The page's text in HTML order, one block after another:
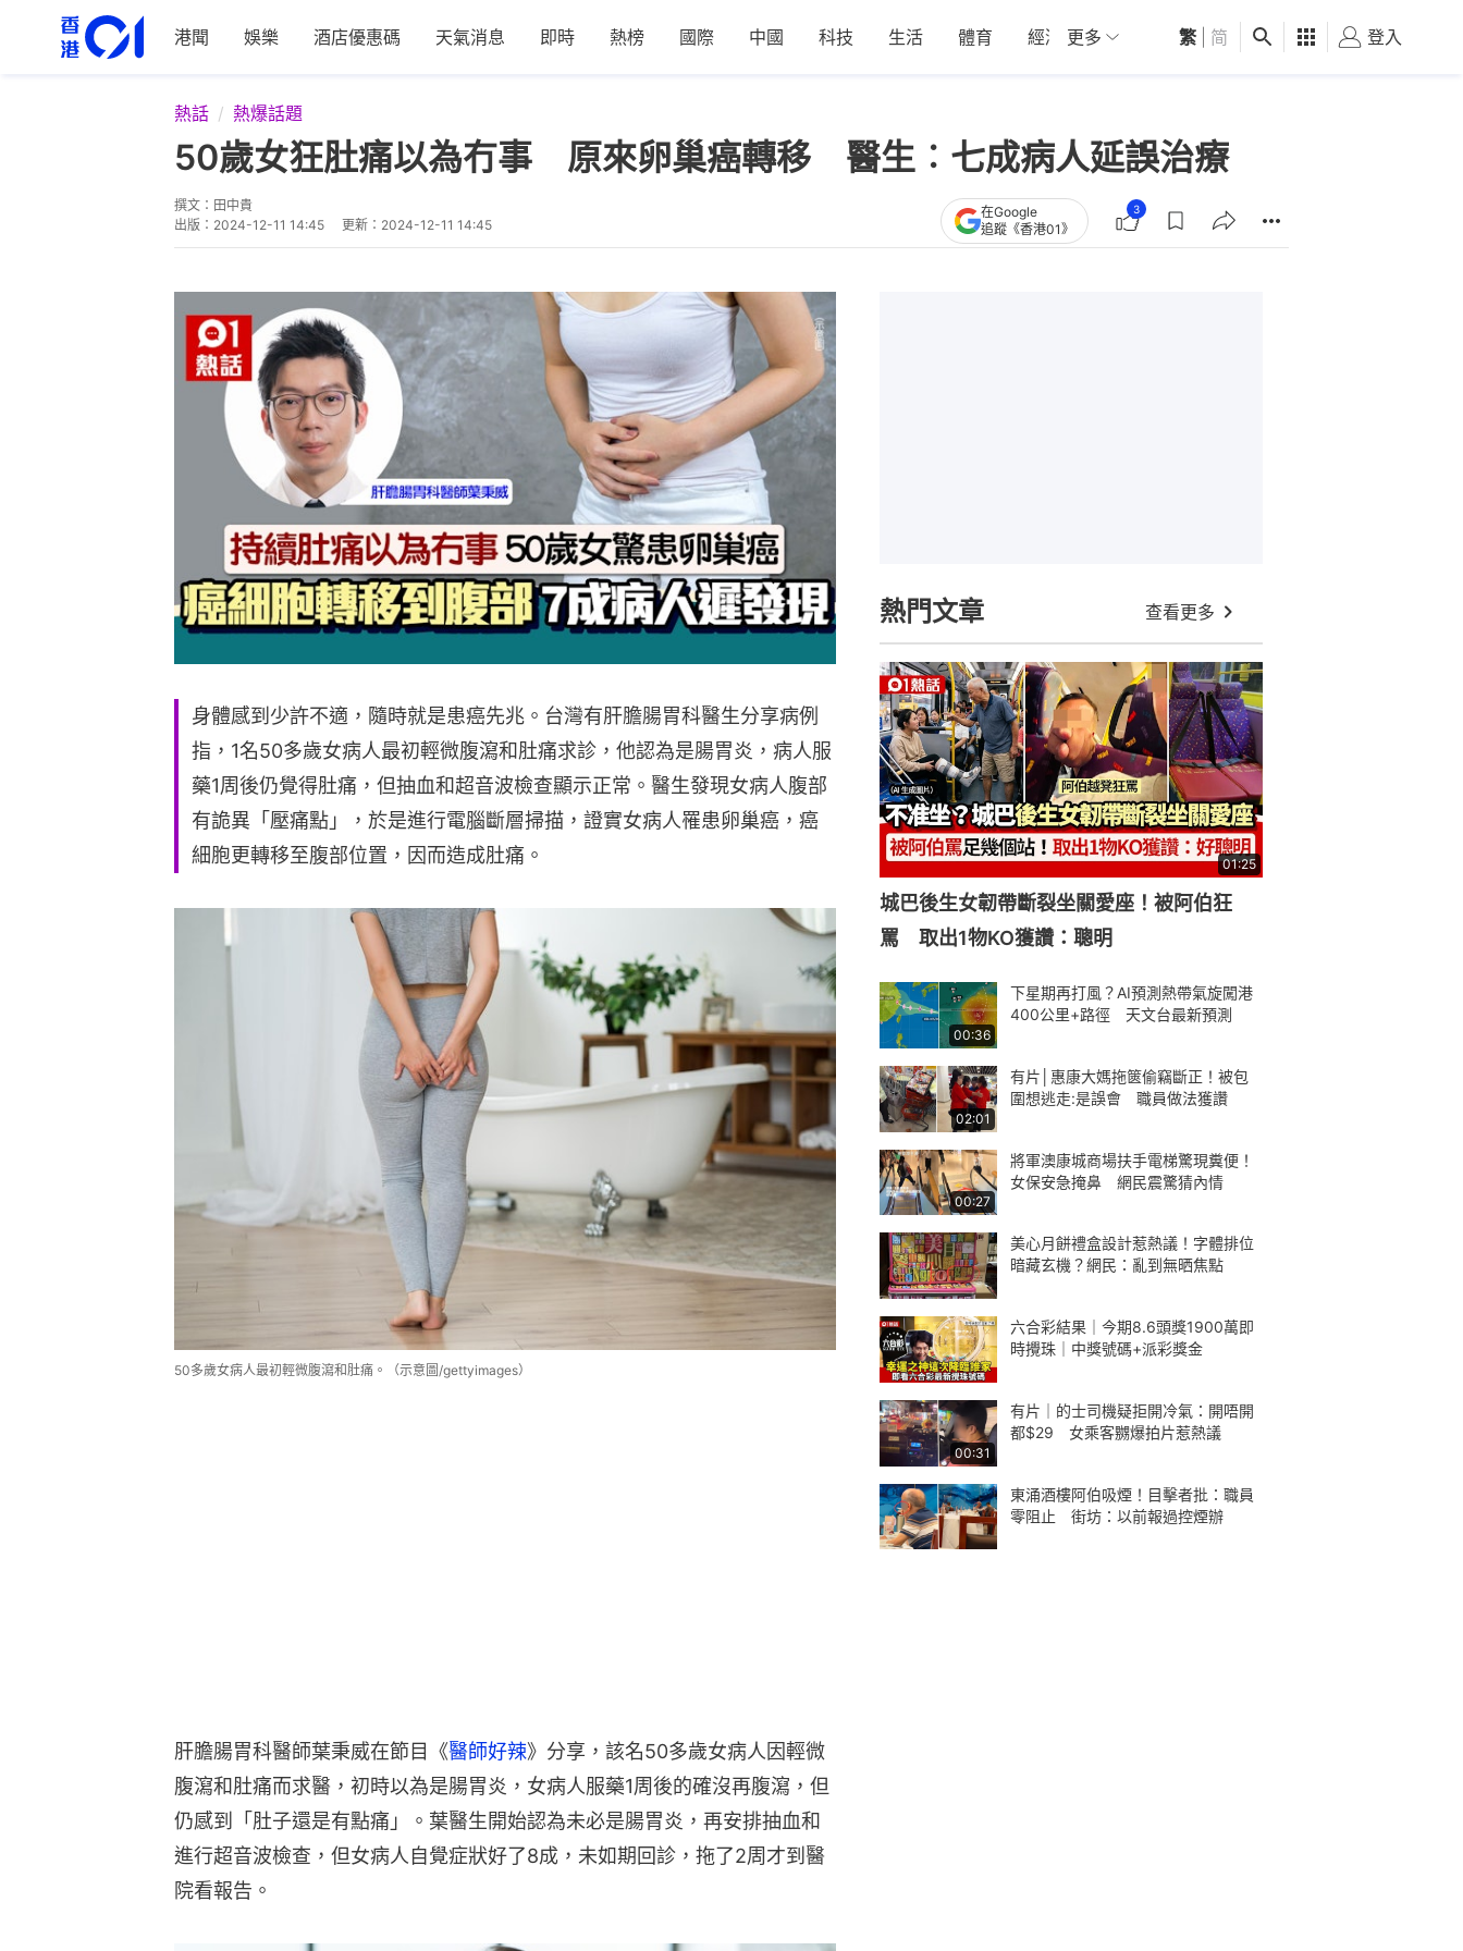
港聞 娛樂 酒店優惠碼 天氣消息 即時 熱榜 國際 中國 科技 生活 體育 經濟 01深圳 觀點 健康 好食玩飛
更多 繁 简 登入
熱話 熱爆話題
50歲女狂肚痛以為冇事 原來卵巢癌轉移 醫生︰七成病人延誤治療
撰文： 田中貴
出版： 2024-12-11 14:45 更新： 2024-12-11 14:45
在Google
追蹤《香港01》
3
身體感到少許不適，隨時就是患癌先兆。台灣有肝膽腸胃科醫生分享病例
指，1名50多歲女病人最初輕微腹瀉和肚痛求診，他認為是腸胃炎，病人服
藥1周後仍覺得肚痛，但抽血和超音波檢查顯示正常。醫生發現女病人腹部
有詭異「壓痛點」，於是進行電腦斷層掃描，證實女病人罹患卵巢癌，癌
細胞更轉移至腹部位置，因而造成肚痛。
50多歲女病人最初輕微腹瀉和肚痛。（示意圖/gettyimages）
肝膽腸胃科醫師葉秉威在節目《醫師好辣》分享，該名50多歲女病人因輕微
腹瀉和肚痛而求醫，初時以為是腸胃炎，女病人服藥1周後的確沒再腹瀉，但
仍感到「肚子還是有點痛」。葉醫生開始認為未必是腸胃炎，再安排抽血和
進行超音波檢查，但女病人自覺症狀好了8成，未如期回診，拖了2周才到醫
院看報告。
熱門文章 查看更多
01:25
城巴後生女韌帶斷裂坐關愛座！被阿伯狂
罵 取出1物KO獲讚：聰明
00:36
下星期再打風？AI預測熱帶氣旋闖港
400公里+路徑 天文台最新預測
02:01
有片│惠康大媽拖篋偷竊斷正！被包
圍想逃走:是誤會 職員做法獲讚
00:27
將軍澳康城商場扶手電梯驚現糞便！
女保安急掩鼻 網民震驚猜內情
美心月餅禮盒設計惹熱議！字體排位
暗藏玄機？網民：亂到無晒焦點
六合彩結果｜今期8.6頭獎1900萬即
時攪珠｜中獎號碼+派彩獎金
00:31
有片｜的士司機疑拒開冷氣：開唔開
都$29 女乘客嬲爆拍片惹熱議
東涌酒樓阿伯吸煙！目擊者批：職員
零阻止 街坊：以前報過控煙辦